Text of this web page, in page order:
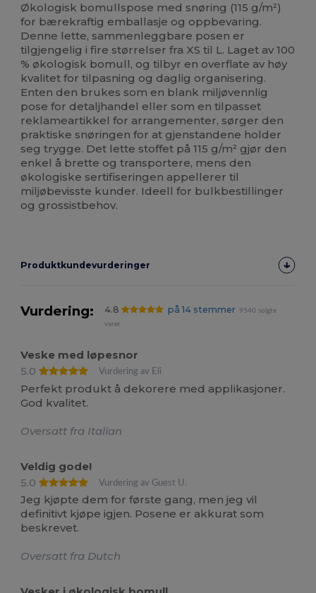
Økologisk bomullspose med snøring (115 g/m²)
for bærekraftig emballasje og oppbevaring.
Denne lette, sammenleggbare posen er
tilgjengelig i fire størrelser fra XS til L. Laget av 100
% økologisk bomull, og tilbyr en overflate av høy
kvalitet for tilpasning og daglig organisering.
Enten den brukes som en blank miljøvennlig
pose for detaljhandel eller som en tilpasset
reklameartikkel for arrangementer, sørger den
praktiske snøringen for at gjenstandene holder
seg trygge. Det lette stoffet på 115 g/m² gjør den
enkel å brette og transportere, mens den
økologiske sertifiseringen appellerer til
miljøbevisste kunder. Ideell for bulkbestillinger
og grossistbehov.
Produktkundevurderinger
Vurdering: 4.8 på 14 stemmer
9540 solgte
varer
Veske med løpesnor
5.0
Vurdering av Eli
Perfekt produkt å dekorere med applikasjoner.
God kvalitet.
Oversatt fra Italian
Veldig gode!
5.0
Vurdering av Guest U.
Jeg kjøpte dem for første gang, men jeg vil
definitivt kjøpe igjen. Posene er akkurat som
beskrevet.
Oversatt fra Dutch